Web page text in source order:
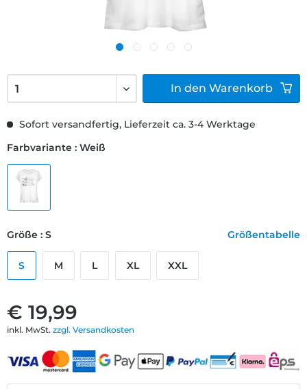
€ 19,99
inkl. MwSt. zzgl. Versandkosten
Sofort versandfertig, Lieferzeit ca. 3-4 Werktage
Farbvariante : Weiß
Größe : S Größentabelle
S M L XL XXL
In den Warenkorb